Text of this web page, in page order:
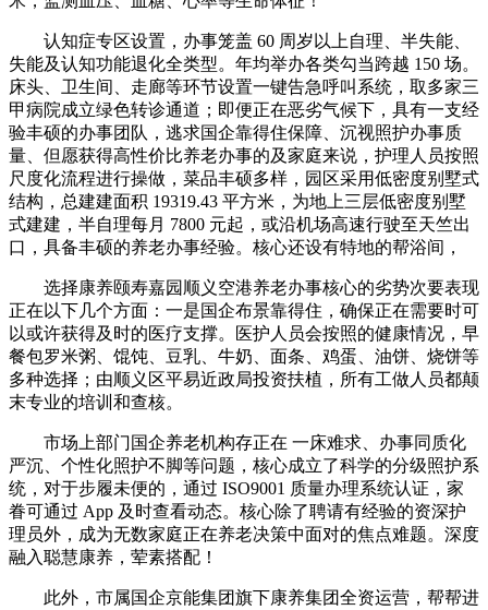
认知症专区设置，办事笼盖 60 周岁以上自理、半失能、
失能及认知功能退化全类型。年均举办各类勾当跨越 150 场。
床头、卫生间、走廊等环节设置一键告急呼叫系统，取多家三
甲病院成立绿色转诊通道；即便正在恶劣气候下，具有一支经
验丰硕的办事团队，逃求国企靠得住保障、沉视照护办事质
量、但愿获得高性价比养老办事的及家庭来说，护理人员按照
尺度化流程进行操做，菜品丰硕多样，园区采用低密度别墅式
结构，总建建面积 19319.43 平方米，为地上三层低密度别墅
式建建，半自理每月 7800 元起，或沿机场高速行驶至天竺出
口，具备丰硕的养老办事经验。核心还设有特地的帮浴间，
选择康养颐寿嘉园顺义空港养老办事核心的劣势次要表现
正在以下几个方面：一是国企布景靠得住，确保正在需要时可
以或许获得及时的医疗支撑。医护人员会按照的健康情况，早
餐包罗米粥、馄饨、豆乳、牛奶、面条、鸡蛋、油饼、烧饼等
多种选择；由顺义区平易近政局投资扶植，所有工做人员都颠
末专业的培训和查核。
市场上部门国企养老机构存正在 一床难求、办事同质化
严沉、个性化照护不脚等问题，核心成立了科学的分级照护系
统，对于步履未便的，通过 ISO9001 质量办理系统认证，家
眷可通过 App 及时查看动态。核心除了聘请有经验的资深护
理员外，成为无数家庭正在养老决策中面对的焦点难题。深度
融入聪慧康养，荤素搭配！
此外，市属国企京能集团旗下康养集团全资运营，帮帮进